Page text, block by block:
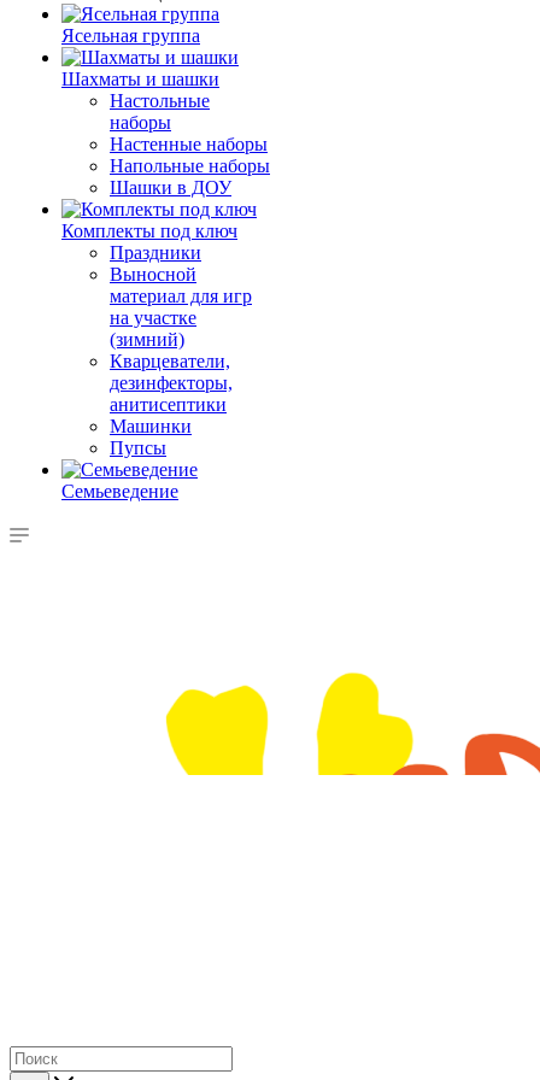
Ясельная группа
Шахматы и шашки
Настольные
наборы
Настенные наборы
Напольные наборы
Шашки в ДОУ
Комплекты под ключ
Праздники
Выносной
материал для игр
на участке
(зимний)
Кварцеватели,
дезинфекторы,
анитисептики
Машинки
Пупсы
Семьеведение